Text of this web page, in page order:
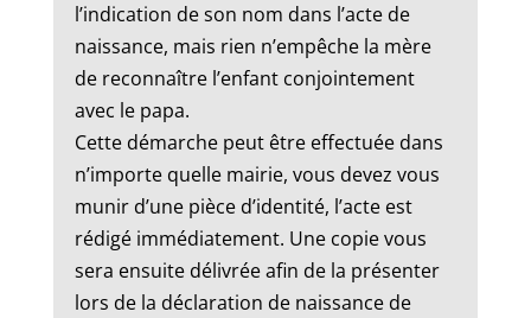
l’indication de son nom dans l’acte de
naissance, mais rien n’empêche la mère
de reconnaître l’enfant conjointement
avec le papa.
Cette démarche peut être effectuée dans
n’importe quelle mairie, vous devez vous
munir d’une pièce d’identité, l’acte est
rédigé immédiatement. Une copie vous
sera ensuite délivrée afin de la présenter
lors de la déclaration de naissance de